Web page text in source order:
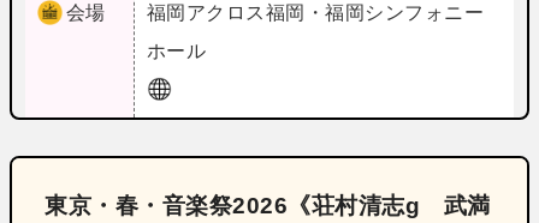
会場 福岡 アクロス福岡・福岡シンフォニー
ホール
東京・春・音楽祭2026《荘村清志g 武満